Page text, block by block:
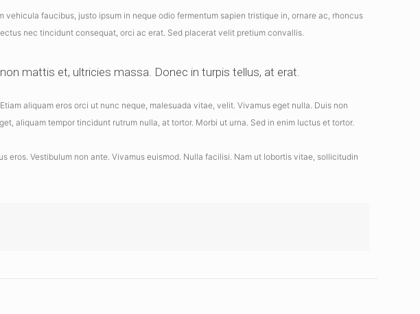
faucibus, justo ipsum in neque odio fermentum sapien tristique in, ornare ac, rhoncus
nec tincidunt consequat, orci ac erat. Sed placerat velit pretium convallis.
mattis et, ultricies massa. Donec in turpis tellus, at erat.
aliquam eros orci ut nunc neque, malesuada vitae, velit. Vivamus eget nulla. Duis non
aliquam tempor tincidunt rutrum nulla, at tortor. Morbi ut urna. Sed in enim luctus et tortor.
Vestibulum non ante. Vivamus euismod. Nulla facilisi. Nam ut lobortis vitae, sollicitudin